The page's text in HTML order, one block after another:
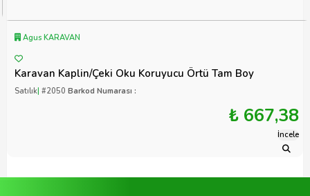
Agus KARAVAN
Karavan Kaplin/Çeki Oku Koruyucu Örtü Tam Boy
Satılık| #2050 Barkod Numarası :
₺ 667,38
İncele